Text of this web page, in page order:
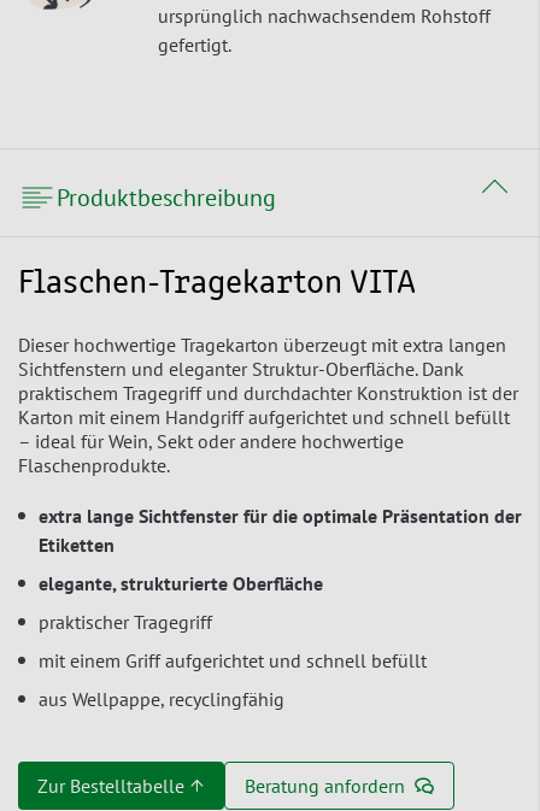
ursprünglich nachwachsendem Rohstoff
gefertigt.
Produktbeschreibung
Flaschen-Tragekarton VITA
Dieser hochwertige Tragekarton überzeugt mit extra langen
Sichtfenstern und eleganter Struktur-Oberfläche. Dank
praktischem Tragegriff und durchdachter Konstruktion ist der
Karton mit einem Handgriff aufgerichtet und schnell befüllt
– ideal für Wein, Sekt oder andere hochwertige
Flaschenprodukte.
extra lange Sichtfenster für die optimale Präsentation der
Etiketten
elegante, strukturierte Oberfläche
praktischer Tragegriff
mit einem Griff aufgerichtet und schnell befüllt
aus Wellpappe, recyclingfähig
Zur Bestelltabelle ↑ Beratung anfordern